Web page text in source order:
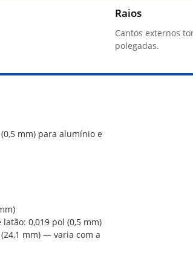
Raios
Cantos externos
polegadas.
mm) para alumínio e
0,019 pol (0,5 mm)
mm) — varia com a